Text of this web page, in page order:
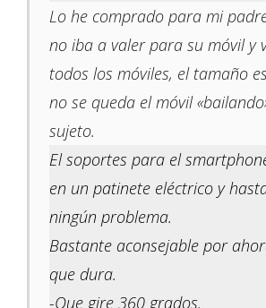
Lo he comprado para mi
no iba a valer para su móvil y
todos los móviles, el tamaño
no se queda el móvil
sujeto.
El soportes para el
en un patinete eléctrico y
ningún problema.
Bastante aconsejable por
que dura.
-Que gire 360 grados.